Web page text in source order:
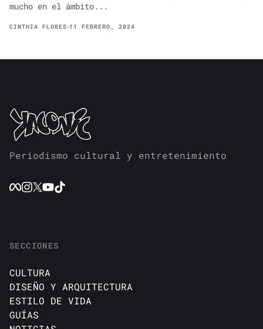
mucho en el ámbito...
CINTHIA FLORES 11 FEBRERO, 2024
Periodismo cultural y entretenimiento
SECCIONES
CULTURA
DISEÑO Y ARQUITECTURA
ESTILO DE VIDA
GUÍAS